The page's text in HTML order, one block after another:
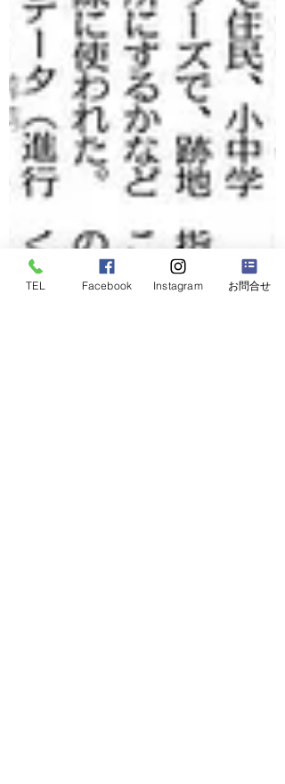
TEL Facebook Instagram お問合せ